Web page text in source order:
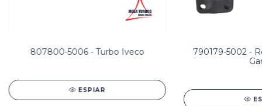
807800-5006 - Turbo Iveco
ESPIAR
790179-5002 -